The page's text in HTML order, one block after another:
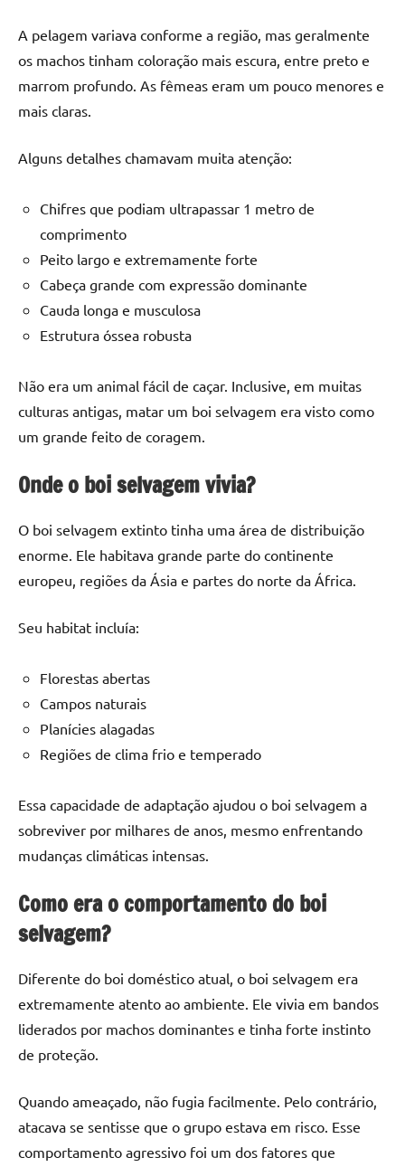
A pelagem variava conforme a região, mas geralmente
os machos tinham coloração mais escura, entre preto e
marrom profundo. As fêmeas eram um pouco menores e
mais claras.
Alguns detalhes chamavam muita atenção:
Chifres que podiam ultrapassar 1 metro de
comprimento
Peito largo e extremamente forte
Cabeça grande com expressão dominante
Cauda longa e musculosa
Estrutura óssea robusta
Não era um animal fácil de caçar. Inclusive, em muitas
culturas antigas, matar um boi selvagem era visto como
um grande feito de coragem.
Onde o boi selvagem vivia?
O boi selvagem extinto tinha uma área de distribuição
enorme. Ele habitava grande parte do continente
europeu, regiões da Ásia e partes do norte da África.
Seu habitat incluía:
Florestas abertas
Campos naturais
Planícies alagadas
Regiões de clima frio e temperado
Essa capacidade de adaptação ajudou o boi selvagem a
sobreviver por milhares de anos, mesmo enfrentando
mudanças climáticas intensas.
Como era o comportamento do boi
selvagem?
Diferente do boi doméstico atual, o boi selvagem era
extremamente atento ao ambiente. Ele vivia em bandos
liderados por machos dominantes e tinha forte instinto
de proteção.
Quando ameaçado, não fugia facilmente. Pelo contrário,
atacava se sentisse que o grupo estava em risco. Esse
comportamento agressivo foi um dos fatores que